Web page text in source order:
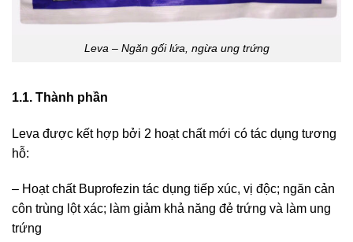
Leva – Ngăn gối lứa, ngừa ung trứng
1.1. Thành phần
Leva được kết hợp bởi 2 hoạt chất mới có tác dụng tương
hỗ:
– Hoạt chất Buprofezin tác dụng tiếp xúc, vị độc; ngăn cản
côn trùng lột xác; làm giảm khả năng đẻ trứng và làm ung
trứng